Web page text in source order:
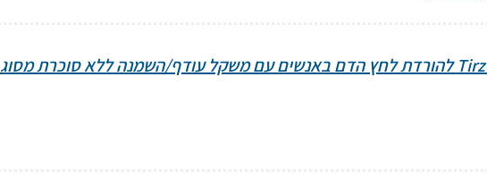
האם ניתן לתת Tirzepatide להורדת לחץ הדם באנשים עם משקל עודף/השמנה ללא סוכרת מסוג